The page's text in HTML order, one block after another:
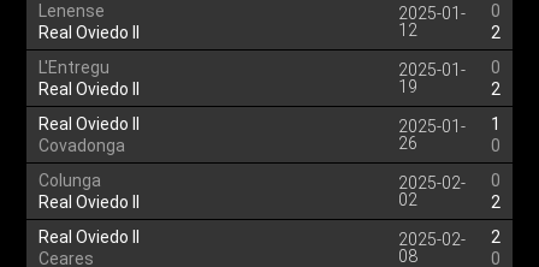
Lenense
Real Oviedo II
2025-01-
12
0
2
L'Entregu
Real Oviedo II
2025-01-
19
0
2
Real Oviedo II
Covadonga
2025-01-
26
1
0
Colunga
Real Oviedo II
2025-02-
02
0
2
Real Oviedo II
Ceares
2025-02-
08
2
0